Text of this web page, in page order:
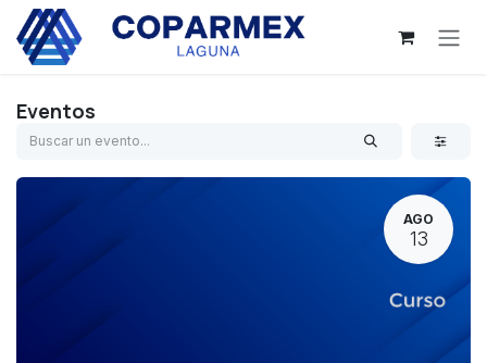
Ir al contenido
Eventos
AGO
13